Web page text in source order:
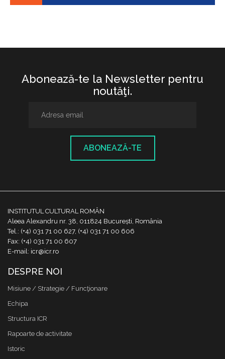
Abonează-te la Newsletter pentru
noutăţi.
ABONEAZĂ-TE
INSTITUTUL CULTURAL ROMÂN
Aleea Alexandru nr. 38, 011824 București, România
Tel.: (+4) 031 71 00 627, (+4) 031 71 00 606
Fax: (+4) 031 71 00 607
E-mail: icr@icr.ro
DESPRE NOI
Misiune / Strategie / Funcţionare
Echipa
Structura ICR
Rapoarte de activitate
Istoric